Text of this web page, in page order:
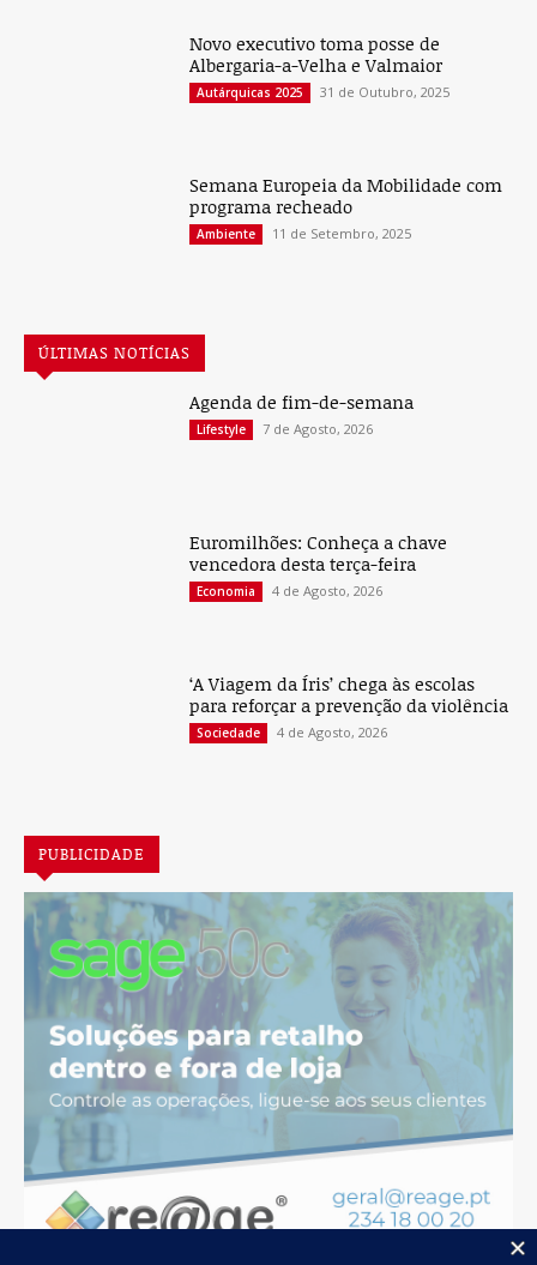
Novo executivo toma posse de
Albergaria-a-Velha e Valmaior
Autárquicas 2025 31 de Outubro, 2025
Semana Europeia da Mobilidade com
programa recheado
Ambiente 11 de Setembro, 2025
ÚLTIMAS NOTÍCIAS
Agenda de fim-de-semana
Lifestyle 7 de Agosto, 2026
Euromilhões: Conheça a chave
vencedora desta terça-feira
Economia 4 de Agosto, 2026
‘A Viagem da Íris’ chega às escolas
para reforçar a prevenção da violência
Sociedade 4 de Agosto, 2026
PUBLICIDADE